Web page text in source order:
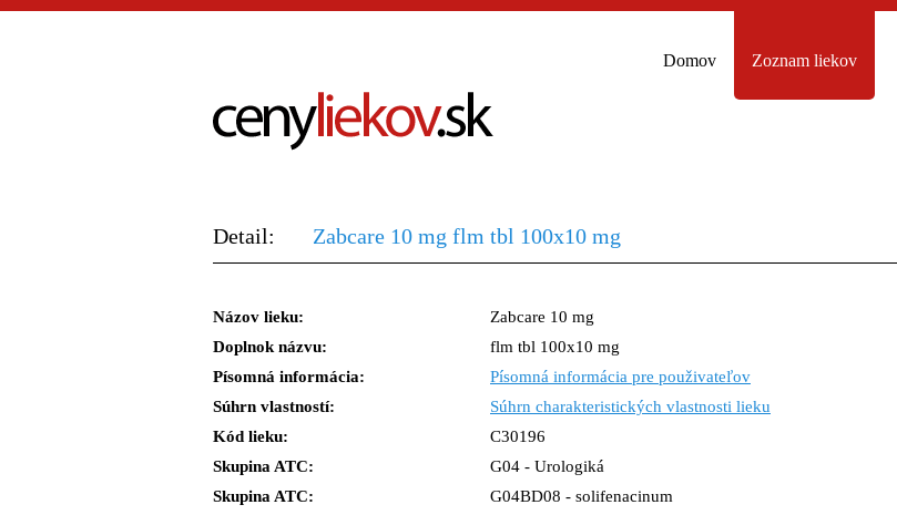
Domov Zoznam liekov
Detail: Zabcare 10 mg flm tbl 100x10 mg
Názov lieku:
Zabcare 10 mg
Doplnok názvu:
flm tbl 100x10 mg
Písomná informácia:
Písomná informácia pre použivateľov
Súhrn vlastností:
Súhrn charakteristických vlastnosti lieku
Kód lieku:
C30196
Skupina ATC:
G04 - Urologiká
Skupina ATC:
G04BD08 - solifenacinum